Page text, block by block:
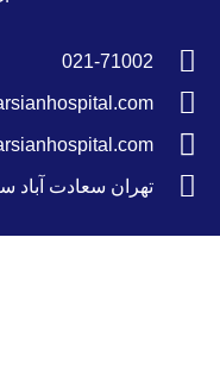
021-71002
تهران سعادت